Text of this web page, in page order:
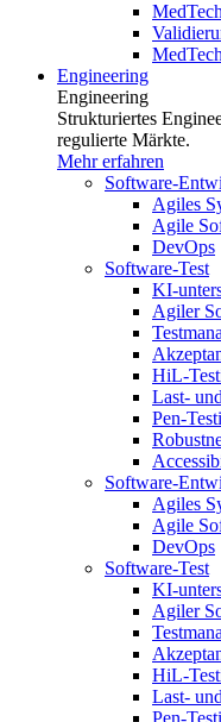
Engineering
Engineering
Strukturiertes
regulierte Märkte.
Mehr erfahren
Software-
Agiles
Agile
DevOps
Software-Test
KI-
Agiler
HiL-
Last-
Pen-
Software-
Agiles
Agile
DevOps
Software-Test
KI-
Agiler
HiL-
Last-
Pen-